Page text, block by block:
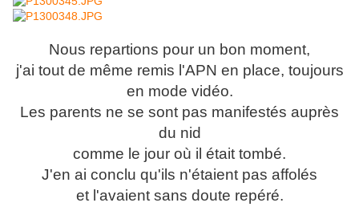
Nous repartions pour un bon moment,
j'ai tout de même remis l'APN en place, toujours
en mode vidéo.
Les parents ne se sont pas manifestés auprès
du nid
comme le jour où il était tombé.
J'en ai conclu qu'ils n'étaient pas affolés
et l'avaient sans doute repéré.